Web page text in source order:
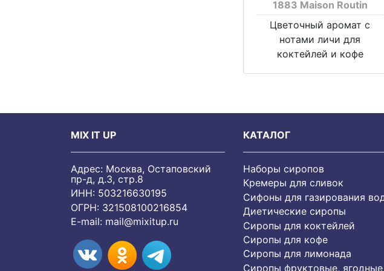
1883 Maison Routin
Цветочный аромат с
нотами личи для
коктейлей и кофе
MIX IT UP
Адрес: Москва, Остаповский
пр-д, д.3, стр.8
ИНН: 503216630195
ОГРН: 321508100216854
E-mail: mail@mixitup.ru
КАТАЛОГ
Наборы сиропов
Кремеры для сливок
Сифоны для газирования
Диетические сиропы
Сиропы для коктейлей
Сиропы для кофе
Сиропы для лимонада
Cиропы фруктовые, ягодные